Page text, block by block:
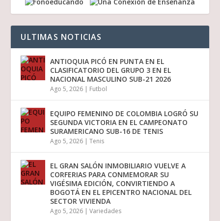
ULTIMAS NOTICIAS
ANTIOQUIA PICÓ EN PUNTA EN EL
CLASIFICATORIO DEL GRUPO 3 EN EL
NACIONAL MASCULINO SUB-21 2026
Ago 5, 2026 | Futbol
EQUIPO FEMENINO DE COLOMBIA LOGRÓ SU
SEGUNDA VICTORIA EN EL CAMPEONATO
SURAMERICANO SUB-16 DE TENIS
Ago 5, 2026 |Tenis
EL GRAN SALÓN INMOBILIARIO VUELVE A
CORFERIAS PARA CONMEMORAR SU
VIGÉSIMA EDICIÓN, CONVIRTIENDO A
BOGOTÁ EN EL EPICENTRO NACIONAL DEL
SECTOR VIVIENDA
Ago 5, 2026 |Variedades